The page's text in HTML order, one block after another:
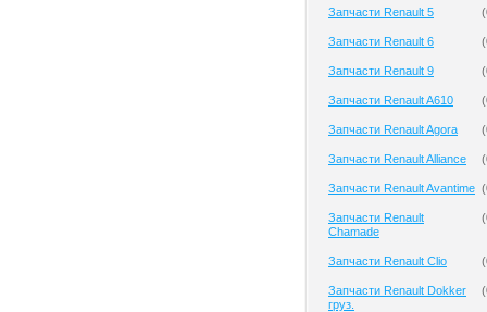
Запчасти Renault 5 (
Запчасти Renault 6 (
Запчасти Renault 9 (
Запчасти Renault A610 (
Запчасти Renault Agora (
Запчасти Renault Alliance (
Запчасти Renault Avantime (
Запчасти Renault
Chamade
(
Запчасти Renault Clio (
Запчасти Renault Dokker
груз.
(